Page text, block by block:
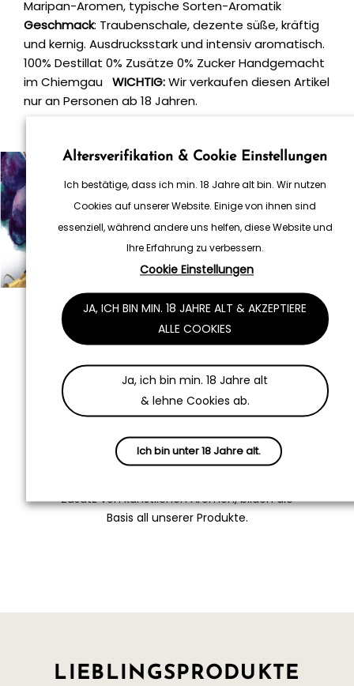
Maripan-Aromen, typische Sorten-Aromatik
Geschmack: Traubenschale, dezente süße, kräftig
und kernig. Ausdrucksstark und intensiv aromatisch.
100% Destillat 0% Zusätze 0% Zucker Handgemacht
im Chiemgau WICHTIG:Wir verkaufen diesen Artikel
nur an Personen ab 18 Jahren.
Handgemacht im Chiemgau
Für den einzigartigen Geschmack der
Rohstoff-Erzeugern – meist direkt aus dem
Chiemgau, oder aus dem eigenen Anbau.
Für die Destillate werden weder Zusätze von
Aroma, noch Zucker verwendet.
100% Handgemacht
0% Zucker
Ein Höchstmaß an Sorgfalt, Qualität der
Zusatz von künstlichen Aromen, bilden die
Basis all unserer Produkte.
LIEBLINGSPRODUKTE
Altersverifikation & Cookie Einstellungen
Ich bestätige, dass ich min. 18 Jahre alt bin. Wir nutzen
Cookies auf unserer Website. Einige von ihnen sind
essenziell, während andere uns helfen, diese Website und
Ihre Erfahrung zu verbessern.
Cookie Einstellungen
JA, ICH BIN MIN. 18 JAHRE ALT & AKZEPTIERE
ALLE COOKIES
Ja, ich bin min. 18 Jahre alt
& lehne Cookies ab.
Ich bin unter 18 Jahre alt.